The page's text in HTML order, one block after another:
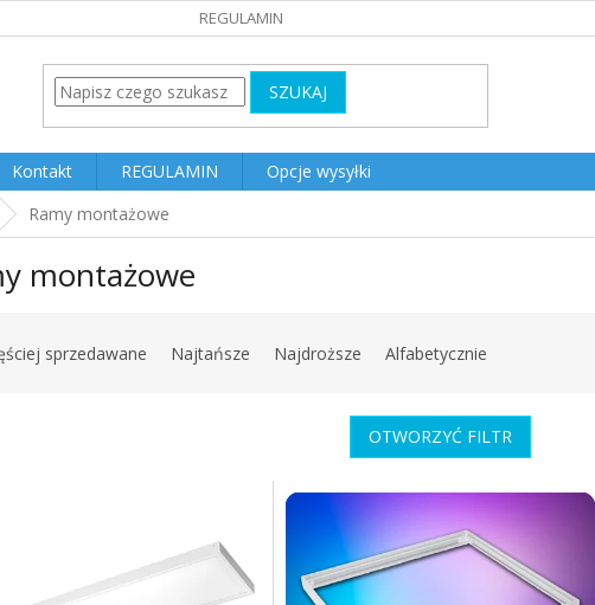
REGULAMIN
SZUKAJ
Kontakt REGULAMIN
Opcje wysyłki
Ramy montażowe
montażowe
sprzedawane Najtańsze Najdroższe Alfabetycznie
OTWORZYĆ FILTR